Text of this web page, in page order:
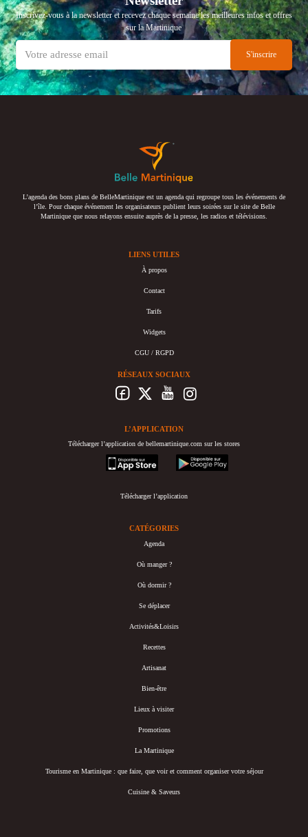
Inscrivez-vous à la newsletter et recevez chaque semaine les meilleures infos et offres
sur la Martinique
L’agenda des bons plans de BelleMartinique est un agenda qui regroupe tous les événements de
l’île. Pour chaque événement les organisateurs publient leurs soirées sur le site de Belle
Martinique que nous relayons ensuite auprès de la presse, les radios et télévisions.
LIENS UTILES
À propos
Contact
Tarifs
Widgets
CGU / RGPD
RÉSEAUX SOCIAUX
L’APPLICATION
Télécharger l’application de bellemartinique.com sur les stores
appstore
googleplay
Télécharger l’application
CATÉGORIES
Agenda
Où manger ?
Où dormir ?
Se déplacer
Activités&Loisirs
Recettes
Artisanat
Bien-être
Lieux à visiter
Promotions
La Martinique
Tourisme en Martinique : que faire, que voir et comment organiser votre séjour
Cuisine & Saveurs